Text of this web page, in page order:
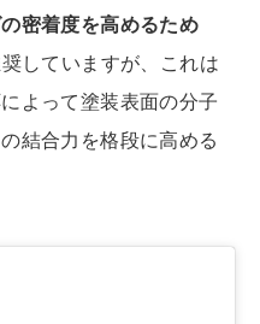
密着度を高めるため
奨していますが、これは
よって塗装表面の分子
結合力を格段に高める